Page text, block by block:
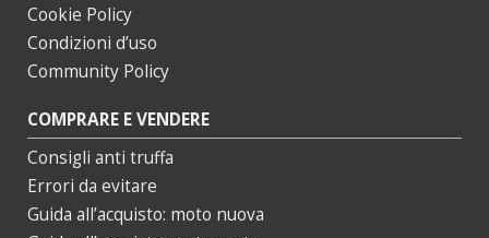
Cookie Policy
Condizioni d’uso
Community Policy
COMPRARE E VENDERE
Consigli anti truffa
Errori da evitare
Guida all’acquisto: moto nuova